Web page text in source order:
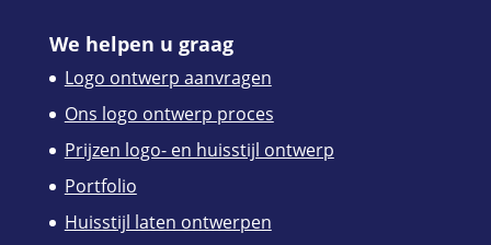
We helpen u graag
Logo ontwerp aanvragen
Ons logo ontwerp proces
Prijzen logo- en huisstijl ontwerp
Portfolio
Huisstijl laten ontwerpen